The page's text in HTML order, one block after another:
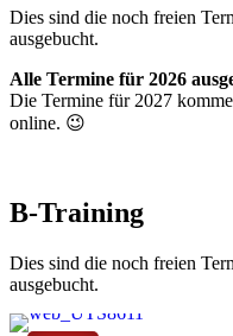
Dies sind die noch freien
ausgebucht.
Alle Termine für 2026
Die Termine für 2027
online. 😉
B-Training
Dies sind die noch freien
ausgebucht.